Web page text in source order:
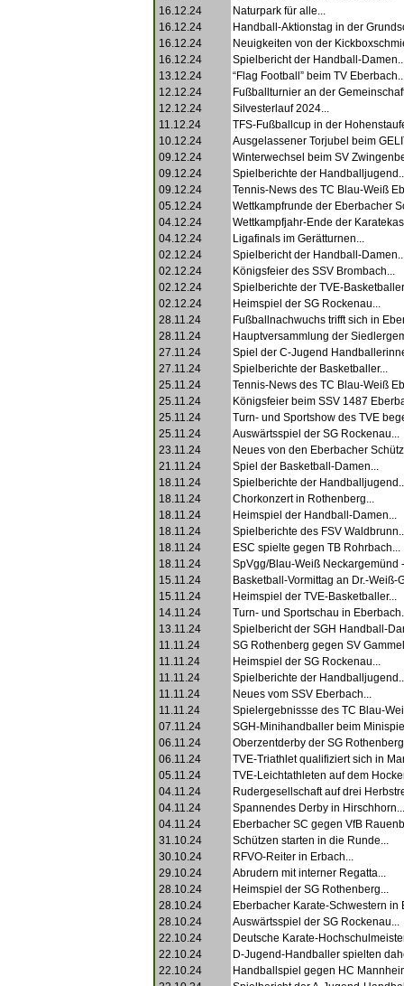
16.12.24
Naturpark für alle...
16.12.24
Handball-Aktionstag in der
16.12.24
Neuigkeiten von der
16.12.24
Spielbericht der Handball-
13.12.24
“Flag Football” beim TV
12.12.24
Fußballturnier an der
12.12.24
Silvesterlauf 2024...
11.12.24
TFS-Fußballcup in der
10.12.24
Ausgelassener Torjubel beim
09.12.24
Winterwechsel beim SV
09.12.24
Spielberichte der
09.12.24
Tennis-News des TC Blau-Weiß
05.12.24
Wettkampfrunde der Eberbacher
04.12.24
Wettkampfjahr-Ende der
04.12.24
Ligafinals im Gerätturnen...
02.12.24
Spielbericht der Handball-
02.12.24
Königsfeier des SSV Brombach...
02.12.24
Spielberichte der TVE-
02.12.24
Heimspiel der SG Rockenau...
28.11.24
Fußballnachwuchs trifft sich in
28.11.24
Hauptversammlung der
27.11.24
Spiel der C-Jugend
27.11.24
Spielberichte der Basketballer...
25.11.24
Tennis-News des TC Blau-Weiß
25.11.24
Königsfeier beim SSV 1487
25.11.24
Turn- und Sportshow des TVE
25.11.24
Auswärtsspiel der SG Rockenau...
23.11.24
Neues von den Eberbacher
21.11.24
Spiel der Basketball-Damen...
18.11.24
Spielberichte der
18.11.24
Chorkonzert in Rothenberg...
18.11.24
Heimspiel der Handball-Damen...
18.11.24
Spielberichte des FSV
18.11.24
ESC spielte gegen TB Rohrbach...
18.11.24
SpVgg/Blau-Weiß Neckargemünd
15.11.24
Basketball-Vormittag an Dr.-Weiß-
15.11.24
Heimspiel der TVE-Basketballer...
14.11.24
Turn- und Sportschau in
13.11.24
Spielbericht der SGH Handball-
11.11.24
SG Rothenberg gegen SV
11.11.24
Heimspiel der SG Rockenau...
11.11.24
Spielberichte der
11.11.24
Neues vom SSV Eberbach...
11.11.24
Spielergebnissse des TC Blau-
07.11.24
SGH-Minihandballer beim
06.11.24
Oberzentderby der SG
06.11.24
TVE-Triathlet qualifiziert sich in
05.11.24
TVE-Leichtathleten auf dem
04.11.24
Rudergesellschaft auf drei
04.11.24
Spannendes Derby in Hirschhorn...
04.11.24
Eberbacher SC gegen VfB
31.10.24
Schützen starten in die Runde...
30.10.24
RFVO-Reiter in Erbach...
29.10.24
Abrudern mit interner Regatta...
28.10.24
Heimspiel der SG Rothenberg...
28.10.24
Eberbacher Karate-Schwestern in
28.10.24
Auswärtsspiel der SG Rockenau...
22.10.24
Deutsche Karate-
22.10.24
D-Jugend-Handballer spielten
22.10.24
Handballspiel gegen HC